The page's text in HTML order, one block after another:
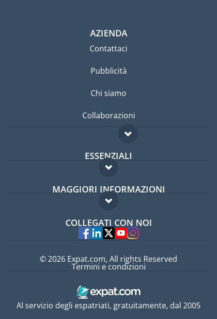
AZIENDA
Contattaci
Pubblicità
Chi siamo
Collaborazioni
ESSENZIALI
Forum per expat
Guida per expat
MAGGIORI INFORMAZIONI
Domande frequenti
Esperti
COLLEGATI CON NOI
Al servizio degli espatriati, gratuitamente, dal 2005
© 2026 Expat.com, All rights Reserved
Termini e condizioni